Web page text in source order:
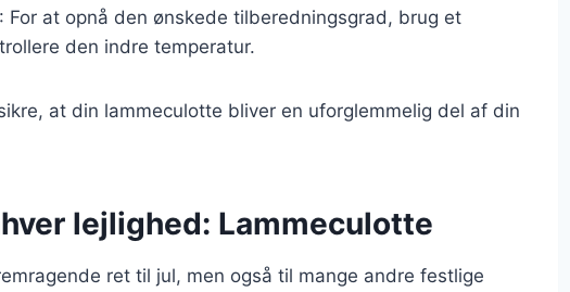
: For at opnå den ønskede tilberedningsgrad, brug et
den indre temperatur.
at din lammeculotte bliver en uforglemmelig del af din
lejlighed: Lammeculotte
ret til jul, men også til mange andre festlige